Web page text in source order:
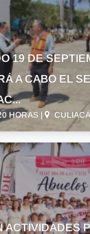
19 DE
A CABO EL
HORAS |
ACTIVIDADES